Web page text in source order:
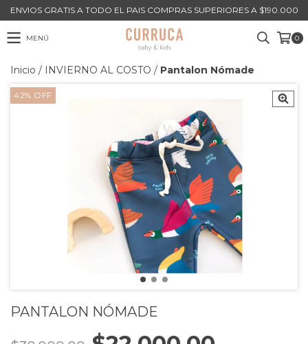
ENVIOS GRATIS A TODO EL PAIS COMPRAS SUPERIORES A $190.000
MENÚ 0
Inicio / INVIERNO AL COSTO / Pantalon Nómade
42% OFF
PANTALON NÓMADE